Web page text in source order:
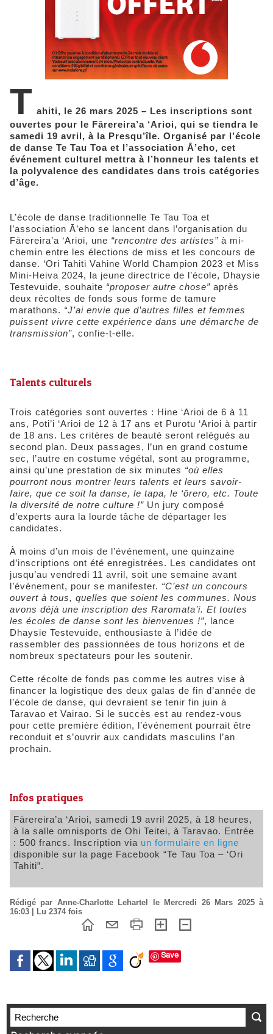
T ahiti, le 26 mars 2025 – Les inscriptions sont
ouvertes pour le Fārereira’a ‘Arioi, qui se tiendra le
samedi 19 avril, à la Presqu’île. Organisé par l’école
de danse Te Tau Toa et l’association Ā’eho, cet
événement culturel mettra à l’honneur les talents et
la polyvalence des candidates dans trois catégories
d’âge.
L’école de danse traditionnelle Te Tau Toa et
l’association Ā’eho se lancent dans l’organisation du
Fārereira’a ‘Arioi, une “rencontre des artistes” à mi-
chemin entre les élections de miss et les concours de
danse. ‘Ori Tahiti Vahine World Champion 2023 et Miss
Mini-Heiva 2024, la jeune directrice de l’école, Dhaysie
Testevuide, souhaite “proposer autre chose” après
deux récoltes de fonds sous forme de tamure
marathons. “J’ai envie que d’autres filles et femmes
puissent vivre cette expérience dans une démarche de
transmission”, confie-t-elle.
​Talents culturels
Trois catégories sont ouvertes : Hine ‘Arioi de 6 à 11
ans, Poti’i ‘Arioi de 12 à 17 ans et Purotu ‘Arioi à partir
de 18 ans. Les critères de beauté seront relégués au
second plan. Deux passages, l’un en grand costume
sec, l’autre en costume végétal, sont au programme,
ainsi qu’une prestation de six minutes “où elles
pourront nous montrer leurs talents et leurs savoir-
faire, que ce soit la danse, le tapa, le ‘ōrero, etc. Toute
la diversité de notre culture !” Un jury composé
d’experts aura la lourde tâche de départager les
candidates.
À moins d’un mois de l’événement, une quinzaine
d’inscriptions ont été enregistrées. Les candidates ont
jusqu’au vendredi 11 avril, soit une semaine avant
l’événement, pour se manifester. “C’est un concours
ouvert à tous, quelles que soient les communes. Nous
avons déjà une inscription des Raromata’i. Et toutes
les écoles de danse sont les bienvenues !”, lance
Dhaysie Testevuide, enthousiaste à l’idée de
rassembler des passionnées de tous horizons et de
nombreux spectateurs pour les soutenir.
Cette récolte de fonds pas comme les autres vise à
financer la logistique des deux galas de fin d’année de
l’école de danse, qui devraient se tenir fin juin à
Taravao et Vairao. Si le succès est au rendez-vous
pour cette première édition, l’événement pourrait être
reconduit et s’ouvrir aux candidats masculins l’an
prochain.
Infos pratiques
Fārereira’a ‘Arioi, samedi 19 avril 2025, à 18 heures,
à la salle omnisports de Ohi Teitei, à Taravao. Entrée
: 500 francs. Inscription via un formulaire en ligne
disponible sur la page Facebook “Te Tau Toa – ‘Ori
Tahiti”.
Rédigé par Anne-Charlotte Lehartel le Mercredi 26 Mars 2025 à
16:03 | Lu 2374 fois
Save